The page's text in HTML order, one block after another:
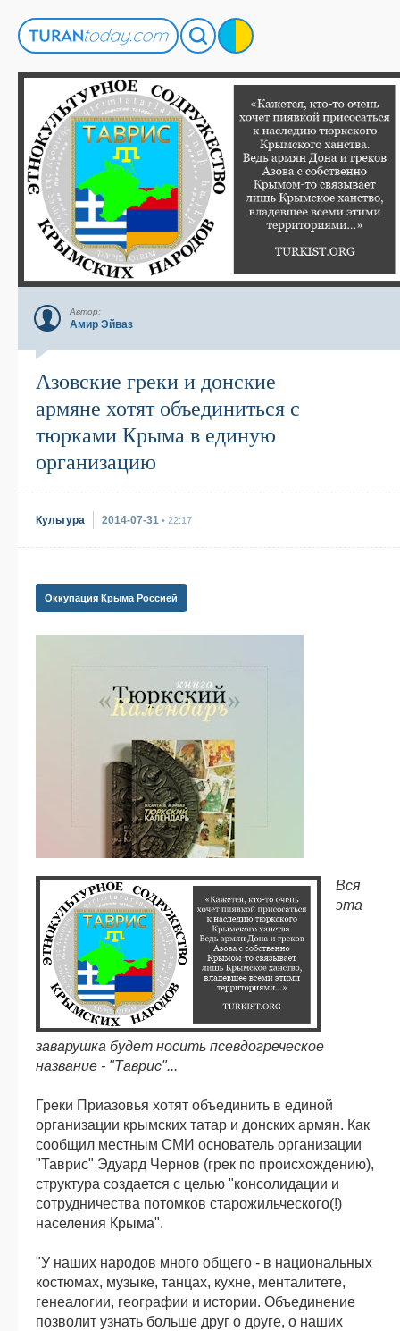
Автор:
Амир Эйваз
Азовские греки и донские
армяне хотят объединиться с
тюрками Крыма в единую
организацию
Культура 2014-07-31 • 22:17
Оккупация Крыма Россией
Вся
эта
заварушка будет носить псевдогреческое
название - "Таврис"...
Греки Приазовья хотят объединить в единой
организации крымских татар и донских армян. Как
сообщил местным СМИ основатель организации
"Таврис" Эдуард Чернов (грек по происхождению),
структура создается с целью "консолидации и
сотрудничества потомков старожильческого(!)
населения Крыма".
"У наших народов много общего - в национальных
костюмах, музыке, танцах, кухне, менталитете,
генеалогии, географии и истории. Объединение
позволит узнать больше друг о друге, о наших